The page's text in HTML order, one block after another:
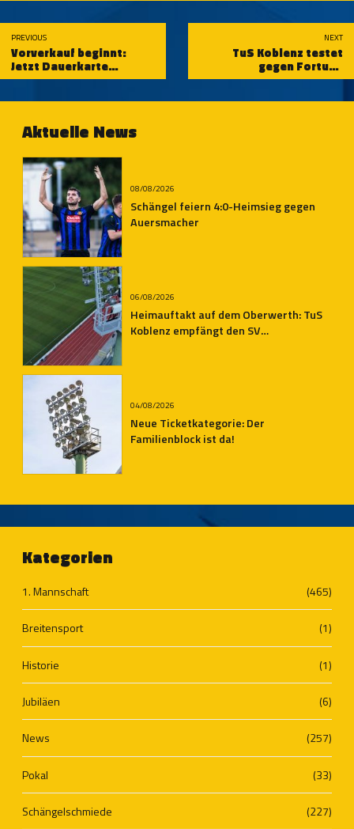
PREVIOUS
Vorverkauf beginnt:
Jetzt Dauerkarte
sichern!
NEXT
TuS Koblenz testet
gegen Fortuna
Düsseldorf
Aktuelle News
08/08/2026
Schängel feiern 4:0-Heimsieg gegen
Auersmacher
06/08/2026
Heimauftakt auf dem Oberwerth: TuS
Koblenz empfängt den SV
04/08/2026
Neue Ticketkategorie: Der
Familienblock ist da!
Kategorien
1. Mannschaft (465)
Breitensport (1)
Historie (1)
Jubiläen (6)
News (257)
Pokal (33)
Schängelschmiede (227)